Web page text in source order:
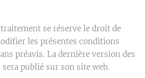
se réserve le droit de
les présentes conditions
préavis. La dernière version des
publié sur son site web.